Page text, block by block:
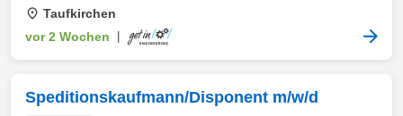
Taufkirchen
vor 2 Wochen
Speditionskaufmann/Disponent m/w/d